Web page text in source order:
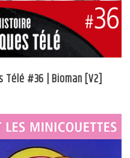
Télé #36 | Bioman [V2]